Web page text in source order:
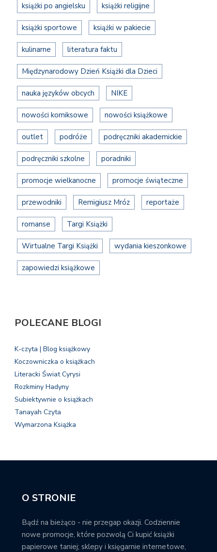
książki po angielsku książki religijne
książki sportowe książki w pakiecie
kulinarne literatura faktu
Międzynarodowy Dzień Książki dla Dzieci
nauka języków obcych NIKE
nowości komiksowe nowości książkowe
outlet podróże podręczniki akademickie
podręczniki szkolne poradniki
promocje wielkanocne promocje świąteczne
przewodniki Remigiusz Mróz reportaże
romanse Targi Książki
Wirtualne Targi Książki wydania kieszonkowe
zapowiedzi książkowe
POLECANE BLOGI
K-czyta | Blog książkowy
Koczowniczka o książkach
Literacki Świat Cyrysi
Rozkminy Hadyny
Subiektywnie o książkach
Tanayah Czyta
Wymarzona Książka
O STRONIE
Bądź na bieżąco - nie przegap okazji. Codziennie
nowe promocje, które pozwolą Ci kupić książki
papierowe taniej; sklepy i księgarnie internetowe,